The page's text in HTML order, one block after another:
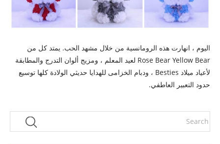
اليوم ، انهارت هذه الرومانسية من خلال مشهد الحب. يمتد كل من
Rose Bear Yellow Bear لعيد المعلم ، ومزيج ألوان التدرج والمطابقة
لأعياد ميلاد Besties ، ودبام الخزامى للهدايا حديثي الولادة كلها توسيع
حدود التعبير العاطفي.